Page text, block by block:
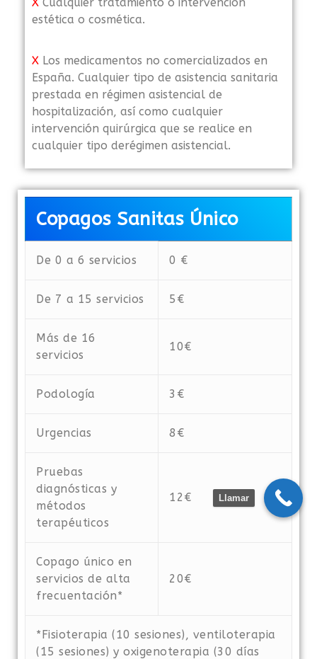
estética o cosmética.
X Los medicamentos no comercializados en
España. Cualquier tipo de asistencia sanitaria
prestada en régimen asistencial de
hospitalización, así como cualquier
intervención quirúrgica que se realice en
cualquier tipo derégimen asistencial.
Copagos Sanitas Único
De 0 a 6 servicios 0 €
De 7 a 15 servicios 5€
Más de 16
servicios
10€
Podología 3€
Urgencias 8€
Pruebas
diagnósticas y
métodos
terapéuticos
12€
Copago único en
servicios de alta
frecuentación*
20€
*Fisioterapia (10 sesiones), ventiloterapia
(15 sesiones) y oxigenoterapia (30 días
Llamar